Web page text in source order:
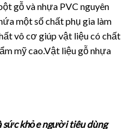
gỗ và nhựa PVC nguyên
một số chất phụ gia làm
vô cơ giúp vật liệu có chất
mỹ cao.Vật liệu gỗ nhựa
khỏe người tiêu dùng